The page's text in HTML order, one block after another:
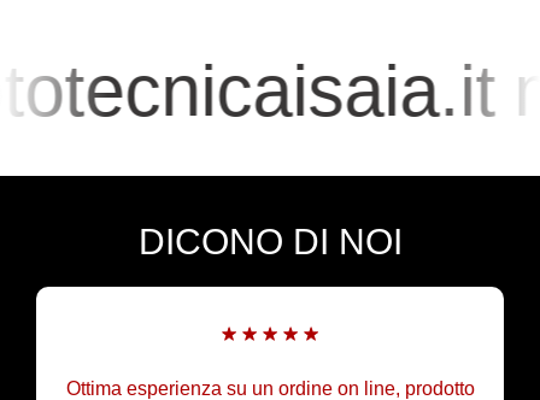
DICONO DI NOI
Ottima esperienza su un ordine on line, prodotto